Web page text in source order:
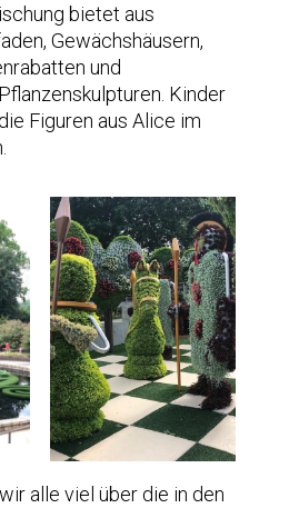
bietet aus
Gewächshäusern,
und
Kinder
Figuren aus Alice im
alle viel über die in den